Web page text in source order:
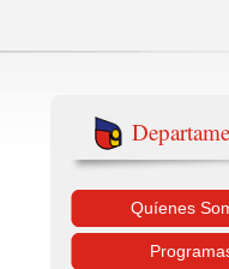
Quíenes